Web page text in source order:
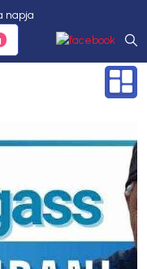
napja